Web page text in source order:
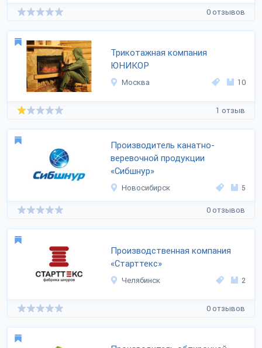
0 отзывов
Трикотажная компания
ЮНИКОР
Москва 10
1 отзыв
Производитель канатно-
веревочной продукции
«Сибшнур»
Новосибирск 5
0 отзывов
Производственная компания
«Старттекс»
Челябинск 2
0 отзывов